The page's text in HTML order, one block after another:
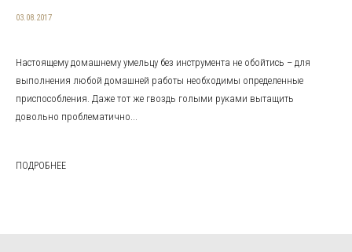
03.08.2017
Настоящему домашнему умельцу без инструмента не обойтись – для
выполнения любой домашней работы необходимы определенные
приспособления. Даже тот же гвоздь голыми руками вытащить
довольно проблематично...
ПОДРОБНЕЕ